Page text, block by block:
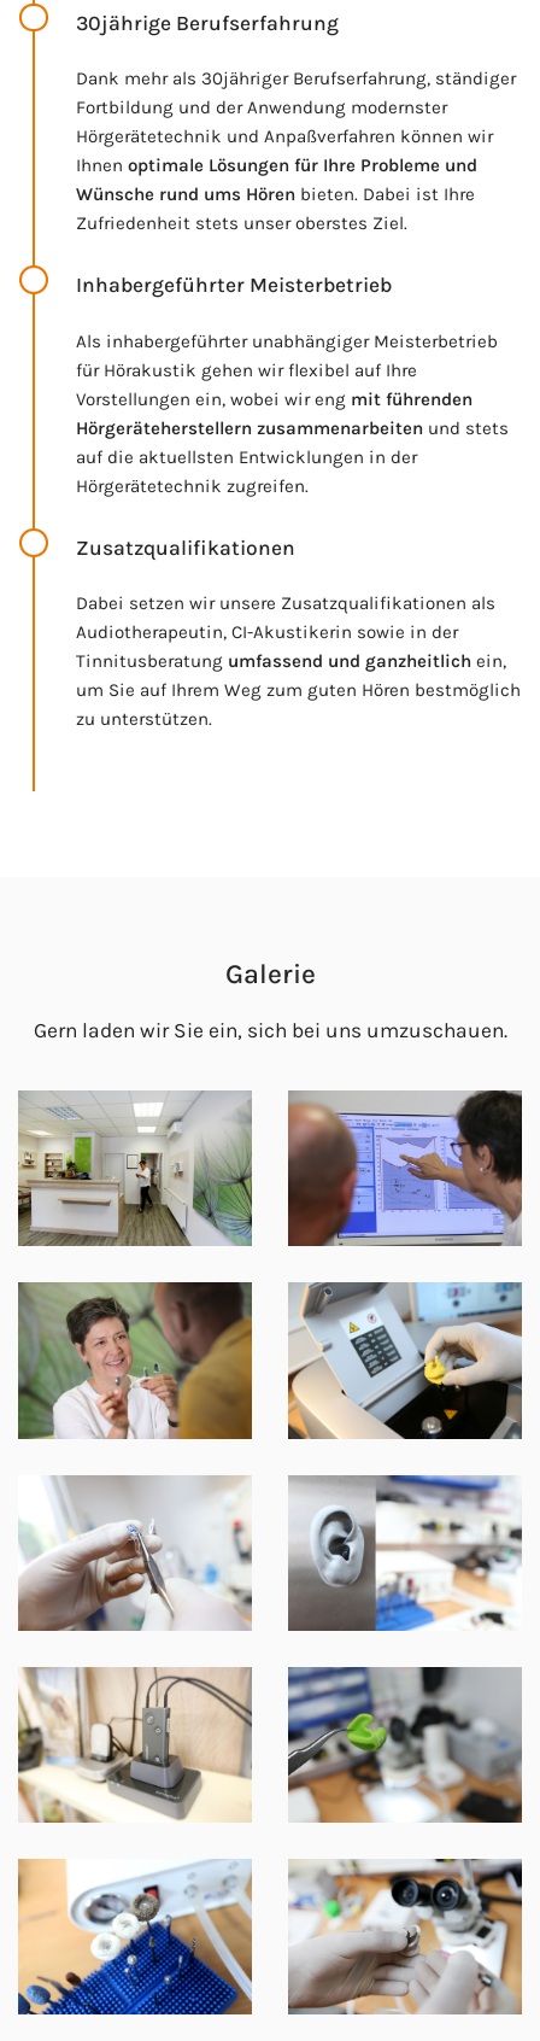
30jährige Berufserfahrung
Dank mehr als 30jähriger Berufserfahrung, ständiger
Fortbildung und der Anwendung modernster
Hörgerätetechnik und Anpaßverfahren können wir
Ihnen optimale Lösungen für Ihre Probleme und
Wünsche rund ums Hören bieten. Dabei ist Ihre
Zufriedenheit stets unser oberstes Ziel.
Inhabergeführter Meisterbetrieb
Als inhabergeführter unabhängiger Meisterbetrieb
für Hörakustik gehen wir flexibel auf Ihre
Vorstellungen ein, wobei wir eng mit führenden
Hörgeräteherstellern zusammenarbeiten und stets
auf die aktuellsten Entwicklungen in der
Hörgerätetechnik zugreifen.
Zusatzqualifikationen
Dabei setzen wir unsere Zusatzqualifikationen als
Audiotherapeutin, CI-Akustikerin sowie in der
Tinnitusberatung umfassend und ganzheitlich ein,
um Sie auf Ihrem Weg zum guten Hören bestmöglich
zu unterstützen.
Galerie
Gern laden wir Sie ein, sich bei uns umzuschauen.